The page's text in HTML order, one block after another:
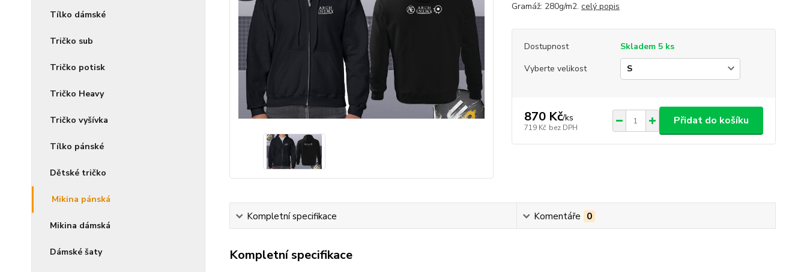
Tílko dámské
Tričko sub
Tričko potisk
Tričko Heavy
Tričko vyšívka
Tílko pánské
Dětské tričko
Mikina pánská
Mikina dámská
Dámské šaty
Gramáž: 280g/m2. celý popis
Dostupnost
Skladem 5 ks
Vyberte velikost
870 Kč/ks
719 Kč bez DPH
Přidat do košíku
Kompletní specifikace Komentáře 0
Kompletní specifikace